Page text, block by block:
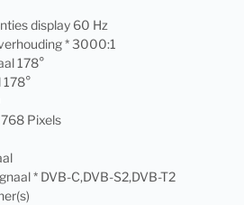
display 60 Hz
* 3000:1
178°
Pixels
* DVB-C,DVB-S2,DVB-T2